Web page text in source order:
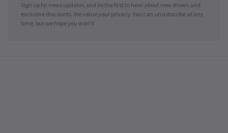
Sign up for news updates and be the first to hear about new shows and
exclusive discounts. We value your privacy. You can unsubscribe at any
time, but we hope you won't!